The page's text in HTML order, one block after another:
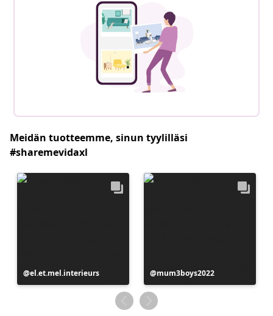
Meidän tuotteemme, sinun tyylilläsi
#sharemevidaxl
Julkaissut
el.et.mel.interieurs Julkaissut
mum3boys2022